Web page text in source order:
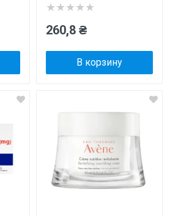
★★★★★
260,8 ₴
В корзину